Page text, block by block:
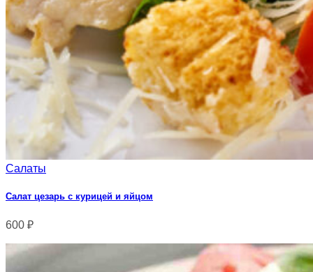
Салаты
Салат цезарь с курицей и яйцом
600 ₽